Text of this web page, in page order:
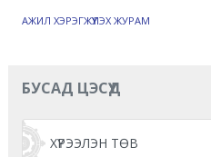
АЖИЛ ХЭРЭГЖҮҮЛЭХ ЖУРАМ
БУСАД ЦЭСҮҮД
ХҮРЭЭЛЭН ТӨВ